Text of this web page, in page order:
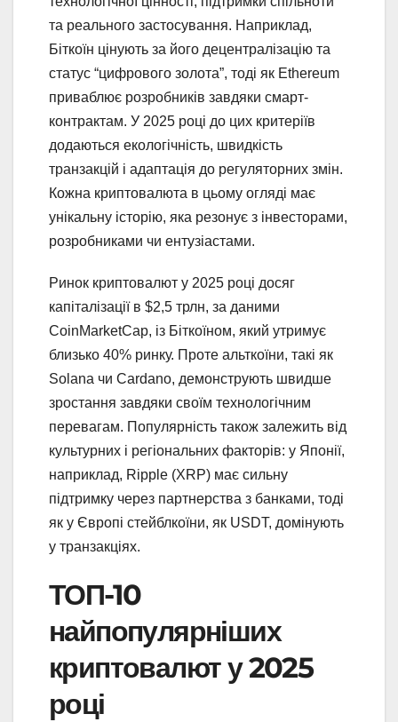
та реального застосування. Наприклад,
Біткоїн цінують за його децентралізацію та
статус “цифрового золота”, тоді як Ethereum
приваблює розробників завдяки смарт-
контрактам. У 2025 році до цих критеріїв
додаються екологічність, швидкість
транзакцій і адаптація до регуляторних змін.
Кожна криптовалюта в цьому огляді має
унікальну історію, яка резонує з інвесторами,
розробниками чи ентузіастами.
Ринок криптовалют у 2025 році досяг
капіталізації в $2,5 трлн, за даними
CoinMarketCap, із Біткоїном, який утримує
близько 40% ринку. Проте альткоїни, такі як
Solana чи Cardano, демонструють швидше
зростання завдяки своїм технологічним
перевагам. Популярність також залежить від
культурних і регіональних факторів: у Японії,
наприклад, Ripple (XRP) має сильну
підтримку через партнерства з банками, тоді
як у Європі стейблкоїни, як USDT, домінують
у транзакціях.
ТОП-10
найпопулярніших
криптовалют у 2025
році